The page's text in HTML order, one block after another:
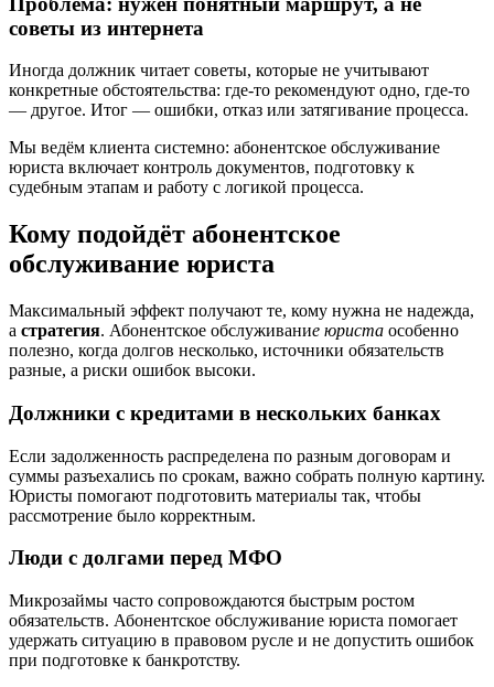
советы из интернета
Иногда должник читает советы, которые не учитывают
конкретные обстоятельства: где-то рекомендуют одно, где-то
— другое. Итог — ошибки, отказ или затягивание процесса.
Мы ведём клиента системно: абонентское обслуживание
юриста включает контроль документов, подготовку к
судебным этапам и работу с логикой процесса.
Кому подойдёт абонентское
обслуживание юриста
Максимальный эффект получают те, кому нужна не надежда,
а стратегия. Абонентское обслуживание юриста особенно
полезно, когда долгов несколько, источники обязательств
разные, а риски ошибок высоки.
Должники с кредитами в нескольких банках
Если задолженность распределена по разным договорам и
суммы разъехались по срокам, важно собрать полную картину.
Юристы помогают подготовить материалы так, чтобы
рассмотрение было корректным.
Люди с долгами перед МФО
Микрозаймы часто сопровождаются быстрым ростом
обязательств. Абонентское обслуживание юриста помогает
удержать ситуацию в правовом русле и не допустить ошибок
при подготовке к банкротству.